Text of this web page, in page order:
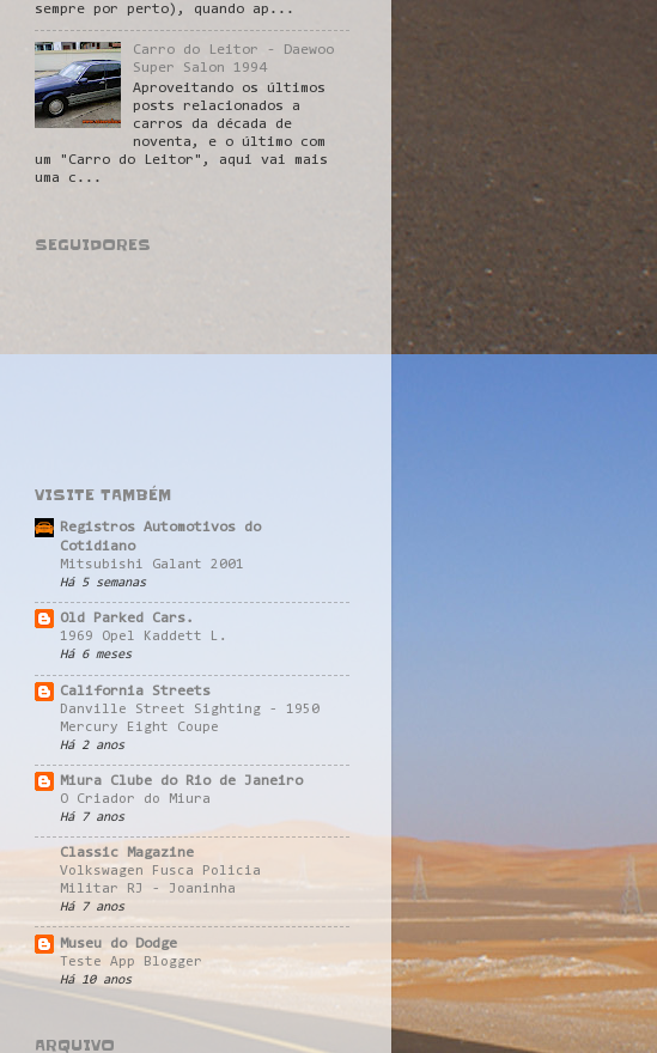
sempre por perto), quando ap...
Carro do Leitor - Daewoo
Super Salon 1994
Aproveitando os últimos
posts relacionados a
carros da década de
noventa, e o último com
um "Carro do Leitor", aqui vai mais
uma c...
SEGUIDORES
VISITE TAMBÉM
Registros Automotivos do
Cotidiano
Mitsubishi Galant 2001
Há 5 semanas
Old Parked Cars.
1969 Opel Kaddett L.
Há 6 meses
California Streets
Danville Street Sighting - 1950
Mercury Eight Coupe
Há 2 anos
Miura Clube do Rio de Janeiro
O Criador do Miura
Há 7 anos
Classic Magazine
Volkswagen Fusca Policia
Militar RJ - Joaninha
Há 7 anos
Museu do Dodge
Teste App Blogger
Há 10 anos
ARQUIVO